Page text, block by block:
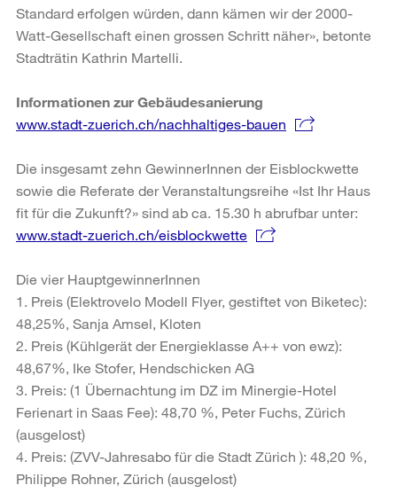
Standard erfolgen würden, dann kämen wir der 2000-
Watt-Gesellschaft einen grossen Schritt näher», betonte
Stadträtin Kathrin Martelli.
Informationen zur Gebäudesanierung
www.stadt-zuerich.ch/nachhaltiges-bauen
Die insgesamt zehn GewinnerInnen der Eisblockwette
sowie die Referate der Veranstaltungsreihe «Ist Ihr Haus
fit für die Zukunft?» sind ab ca. 15.30 h abrufbar unter:
www.stadt-zuerich.ch/eisblockwette
Die vier HauptgewinnerInnen
1. Preis (Elektrovelo Modell Flyer, gestiftet von Biketec):
48,25%, Sanja Amsel, Kloten
2. Preis (Kühlgerät der Energieklasse A++ von ewz):
48,67%, Ike Stofer, Hendschicken AG
3. Preis: (1 Übernachtung im DZ im Minergie-Hotel
Ferienart in Saas Fee): 48,70 %, Peter Fuchs, Zürich
(ausgelost)
4. Preis: (ZVV-Jahresabo für die Stadt Zürich ): 48,20 %,
Philippe Rohner, Zürich (ausgelost)